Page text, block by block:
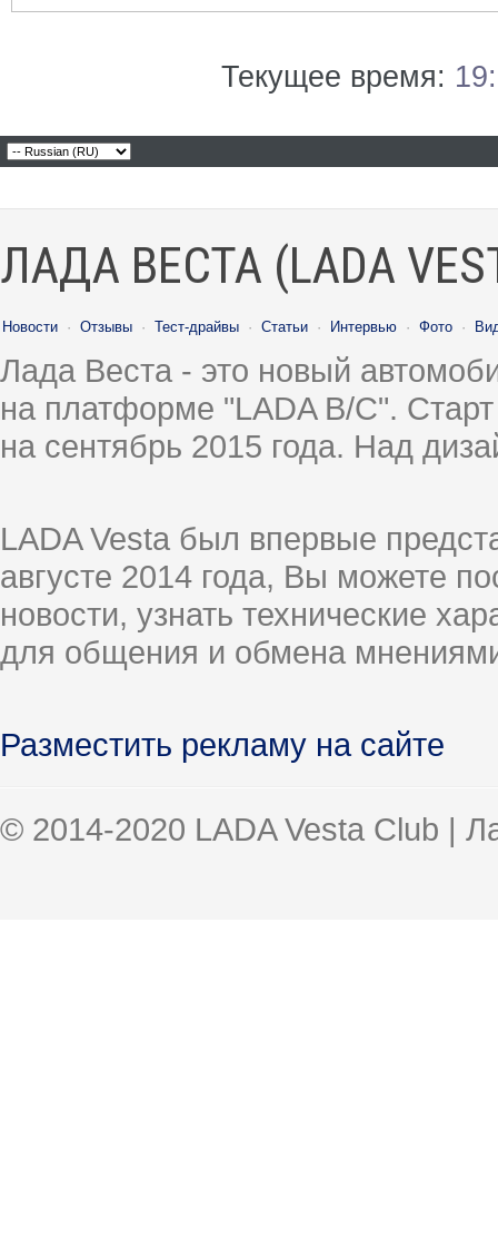
Текущее время:
ЛАДА ВЕСТА (LADA
Новости · Отзывы · Тест-драйвы · Статьи · Интервью · Фото ·
Лада Веста - это новый
на платформе "LADA B/C".
на сентябрь 2015 года. Над
LADA Vesta был впервые
августе 2014 года, Вы можете
новости, узнать технические
для общения и обмена
Разместить рекламу на сайте
© 2014-2020 LADA Vesta Club |